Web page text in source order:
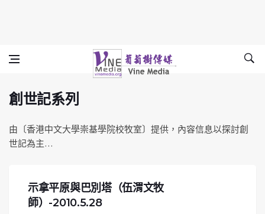
創世記系列
Vine Media
葡萄樹傳媒
創世記系列
由〔香港中文大學崇基學院校牧室〕提供，內容信息以探討創
世記為主…
示拿平原與巴別塔（伍渭文牧
師）-2010.5.28